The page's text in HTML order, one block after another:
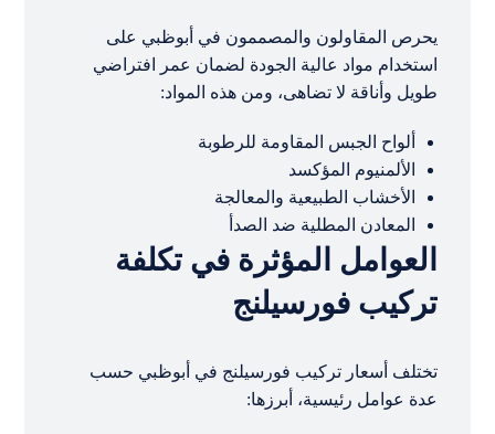
يحرص المقاولون والمصممون في أبوظبي على
استخدام مواد عالية الجودة لضمان عمر افتراضي
طويل وأناقة لا تضاهى، ومن هذه المواد:
ألواح الجبس المقاومة للرطوبة
الألمنيوم المؤكسد
الأخشاب الطبيعية والمعالجة
المعادن المطلية ضد الصدأ
العوامل المؤثرة في تكلفة
تركيب فورسيلنج
تختلف أسعار تركيب فورسيلنج في أبوظبي حسب
عدة عوامل رئيسية، أبرزها: